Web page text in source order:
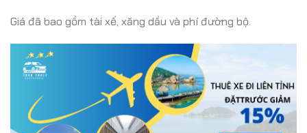
Giá đã bao gồm tài xế, xăng dầu và phí đường bộ.